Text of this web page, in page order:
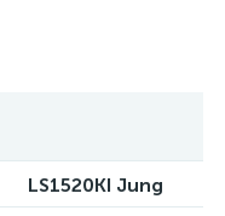
LS1520KI Jung